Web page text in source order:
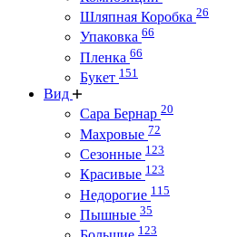
Шляпная Коробка 26
Упаковка 66
Пленка 66
Букет 151
Вид
Сара Бернар 20
Махровые 72
Сезонные 123
Красивые 123
Недорогие 115
Пышные 35
123